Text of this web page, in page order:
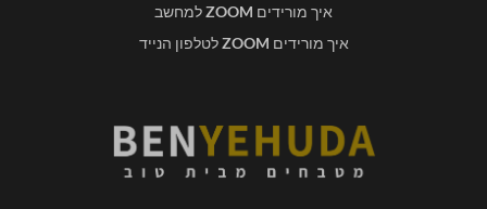
איך מורידים ZOOMלמחשב
איך מורידים ZOOM לטלפון הנייד